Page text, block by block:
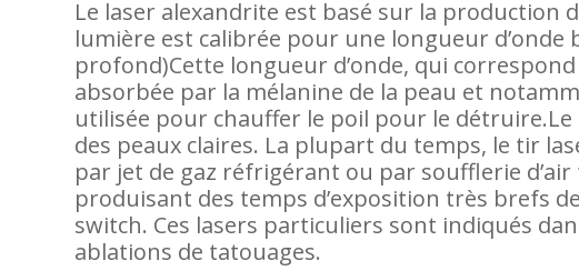
Le laser alexandrite est basé sur la production
lumière est calibrée pour une longueur
profond)Cette longueur d’onde, qui
absorbée par la mélanine de la peau et
utilisée pour chauffer le poil pour le
des peaux claires. La plupart du temps, le tir
par jet de gaz réfrigérant ou par soufflerie
produisant des temps d’exposition très brefs
switch. Ces lasers particuliers sont indiqués
ablations de tatouages.